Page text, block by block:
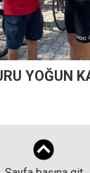
YOĞUN